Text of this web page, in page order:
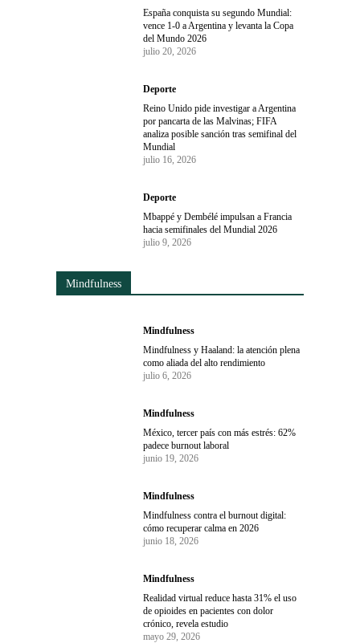
España conquista su segundo Mundial:
vence 1-0 a Argentina y levanta la Copa
del Mundo 2026
julio 20, 2026
Deporte
Reino Unido pide investigar a Argentina
por pancarta de las Malvinas; FIFA
analiza posible sanción tras semifinal del
Mundial
julio 16, 2026
Deporte
Mbappé y Dembélé impulsan a Francia
hacia semifinales del Mundial 2026
julio 9, 2026
Mindfulness
Mindfulness
Mindfulness y Haaland: la atención plena
como aliada del alto rendimiento
julio 6, 2026
Mindfulness
México, tercer país con más estrés: 62%
padece burnout laboral
junio 19, 2026
Mindfulness
Mindfulness contra el burnout digital:
cómo recuperar calma en 2026
junio 18, 2026
Mindfulness
Realidad virtual reduce hasta 31% el uso
de opioides en pacientes con dolor
crónico, revela estudio
mayo 29, 2026